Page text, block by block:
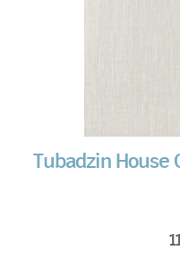
Tubadzin House